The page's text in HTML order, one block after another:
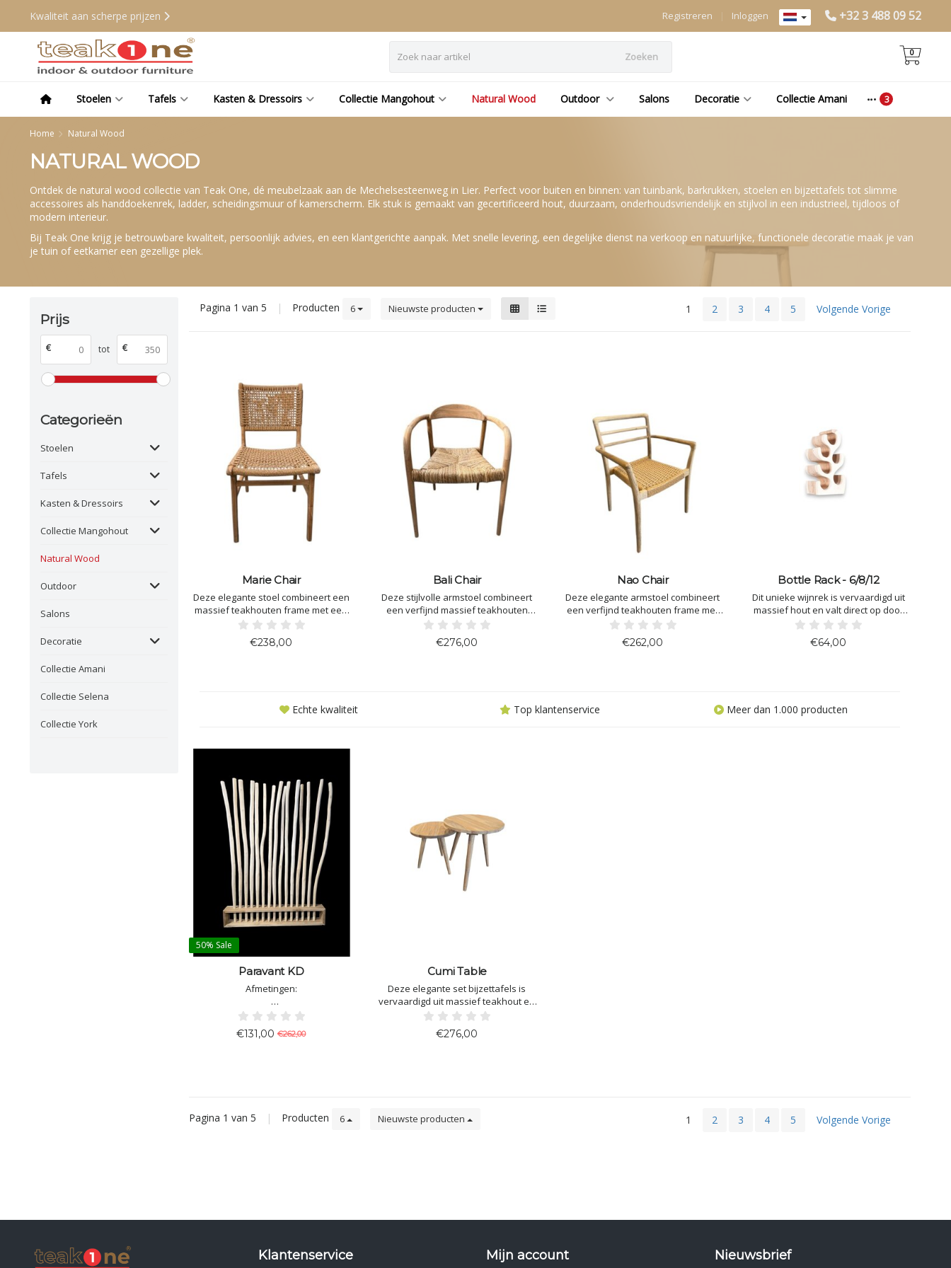
Kwaliteit aan scherpe prijzen +32 3 488 09 52
Inloggen
Registreren
Zoeken 0
Stoelen Tafels Kasten & Dressoirs Collectie Mangohout Natural Wood Outdoor Salons Decoratie Collectie Amani
Home Natural Wood
NATURAL WOOD
Ontdek de natural wood collectie van Teak One, dé meubelzaak aan de Mechelsesteenweg in Lier. Perfect voor buiten en binnen: van tuinbank, barkrukken, stoelen en bijzettafels tot slimme
accessoires als handdoekenrek, ladder, scheidingsmuur of kamerscherm. Elk stuk is gemaakt van gecertificeerd hout, duurzaam, onderhoudsvriendelijk en stijlvol in een industrieel, tijdloos of
modern interieur.
Bij Teak One krijg je betrouwbare kwaliteit, persoonlijk advies, en een klantgerichte aanpak. Met snelle levering, een degelijke dienst na verkoop en natuurlijke, functionele decoratie maak je van
je tuin of eetkamer een gezellige plek.
Prijs
€ tot €
Categorieën
Stoelen
Tafels
Kasten & Dressoirs
Collectie Mangohout
Natural Wood
Outdoor
Salons
Decoratie
Collectie Amani
Collectie Selena
Collectie York
Pagina 1 van 5 | Producten 6 Nieuwste producten 1 2 3 4 5 Volgende Vorige
Marie Chair
Deze elegante stoel combineert een
massief teakhouten frame met een
handgevlochten zitting en rugleuning
vlechtwerk biedt een comfortabele zit
€238,00
Bali Chair
Deze stijlvolle armstoel combineert
een verfijnd massief teakhouten
frame met een handgevlochten zitting
armleuningen en ergonomische vorm
€276,00
Nao Chair
Deze elegante armstoel combineert
een verfijnd teakhouten frame met
een handgevlochten zitting van
en subtiel gebogen armleuningen
€262,00
Bottle Rack - 6/8/12
Dit unieke wijnrek is vervaardigd uit
massief hout en valt direct op door
zijn vloeiende, sculpturale ontwerp.
alleen een opvallende uitstraling,
€64,00
Echte kwaliteit Top klantenservice Meer dan 1.000 producten
50% Sale
Paravant KD
Afmetingen:
H: 165cm
B: 120cm
D: 13cm
€131,00 €262,00
Cumi Table
Deze elegante set bijzettafels is
vervaardigd uit massief teakhout en
combineert een natuurlijke uitstraling
met functioneel design. Dankzij de
verschillende hoogtes kunnen de
€276,00
Pagina 1 van 5 | Producten 6 Nieuwste producten 1 2 3 4 5 Volgende Vorige
Klantenservice Mijn account Nieuwsbrief